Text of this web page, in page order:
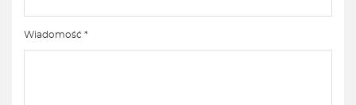
Wiadomość *